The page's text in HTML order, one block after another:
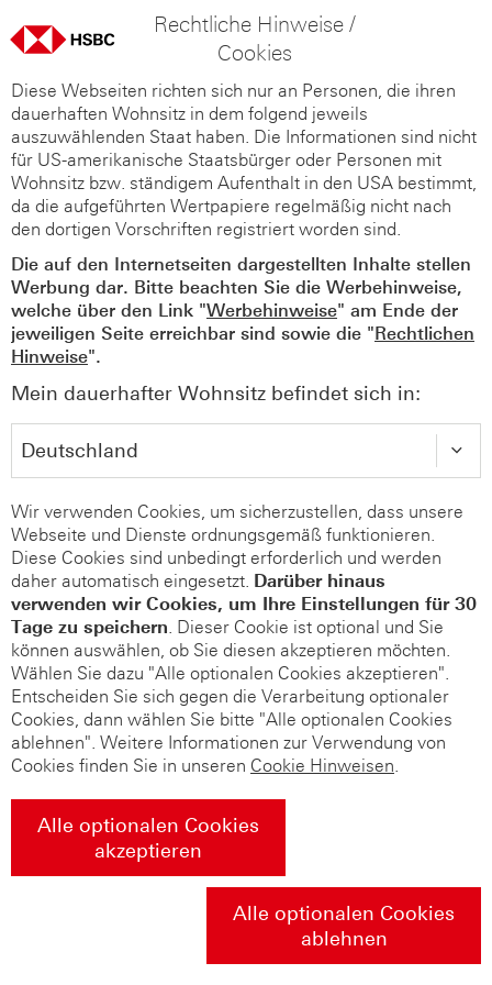
Rechtliche Hinweise /
Cookies
Diese Webseiten richten sich nur an Personen, die ihren
dauerhaften Wohnsitz in dem folgend jeweils
auszuwählenden Staat haben. Die Informationen sind nicht
für US-amerikanische Staatsbürger oder Personen mit
Wohnsitz bzw. ständigem Aufenthalt in den USA bestimmt,
da die aufgeführten Wertpapiere regelmäßig nicht nach
den dortigen Vorschriften registriert worden sind.
Die auf den Internetseiten dargestellten Inhalte stellen
Werbung dar. Bitte beachten Sie die Werbehinweise,
welche über den Link "Werbehinweise" am Ende der
jeweiligen Seite erreichbar sind sowie die "Rechtlichen
Hinweise".
Mein dauerhafter Wohnsitz befindet sich in:
Wir verwenden Cookies, um sicherzustellen, dass unsere
Webseite und Dienste ordnungsgemäß funktionieren.
Diese Cookies sind unbedingt erforderlich und werden
daher automatisch eingesetzt. Darüber hinaus
verwenden wir Cookies, um Ihre Einstellungen für 30
Tage zu speichern. Dieser Cookie ist optional und Sie
können auswählen, ob Sie diesen akzeptieren möchten.
Wählen Sie dazu "Alle optionalen Cookies akzeptieren".
Entscheiden Sie sich gegen die Verarbeitung optionaler
Cookies, dann wählen Sie bitte "Alle optionalen Cookies
ablehnen". Weitere Informationen zur Verwendung von
Cookies finden Sie in unseren Cookie Hinweisen.
Alle optionalen Cookies
akzeptieren
Alle optionalen Cookies
ablehnen